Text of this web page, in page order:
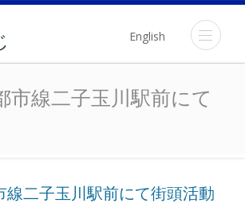
English
市線二子玉川
市線二子玉川駅前にて
線二子玉川駅前にて街頭活動